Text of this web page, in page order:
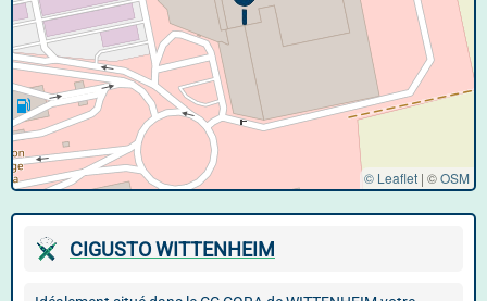
© Leaflet | ©OSM
CIGUSTO WITTENHEIM